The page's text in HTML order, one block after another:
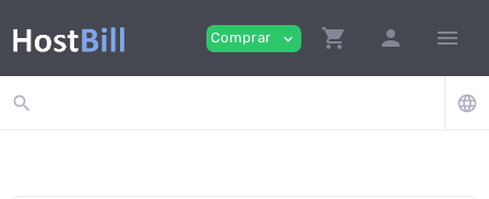
Comprar expand_more shopping_cart person menu
search language